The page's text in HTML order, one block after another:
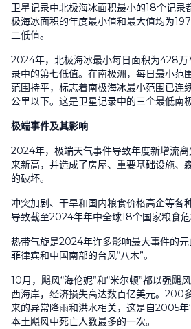
卫星记录中北极海冰面积最小的18个记录
极海冰面积的年度最小值和最大值均为
二低值。
2024年，北极海冰最小每日面积为428
录中的第七低值。在南极洲，每日最小范
范围持平，标志着南极海冰最小范围已连
公里以下。这是卫星记录中的三个最低南
极端事件及其影响
2024年，极端天气事件导致年度新增流
来新高，并造成了房屋、重要基础设施、
的破坏。
冲突加剧、干旱和国内粮食价格高企等各
导致截至2024年年中全球18个国家粮食危
热带气旋是2024年许多影响最大事件的元
菲律宾和中国南部的台风“八木”。
10月，飓风“海伦妮”和“米尔顿”都以强飓
西海岸，经济损失高达数百亿美元。200
来的异常降雨和洪水相关，这是自2005年
本土飓风中死亡人数最多的一次。